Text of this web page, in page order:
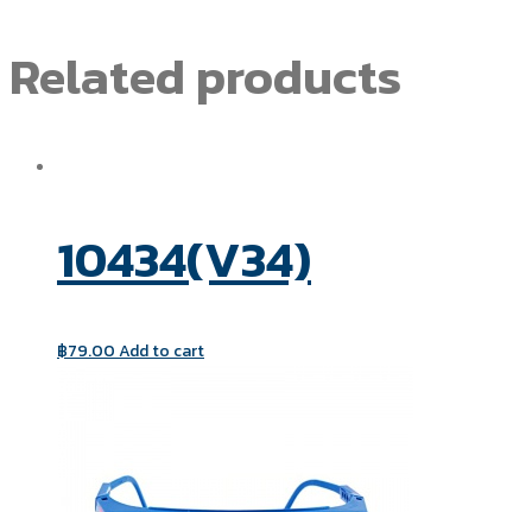
Related products
10434(V34)
฿79.00Add to cart